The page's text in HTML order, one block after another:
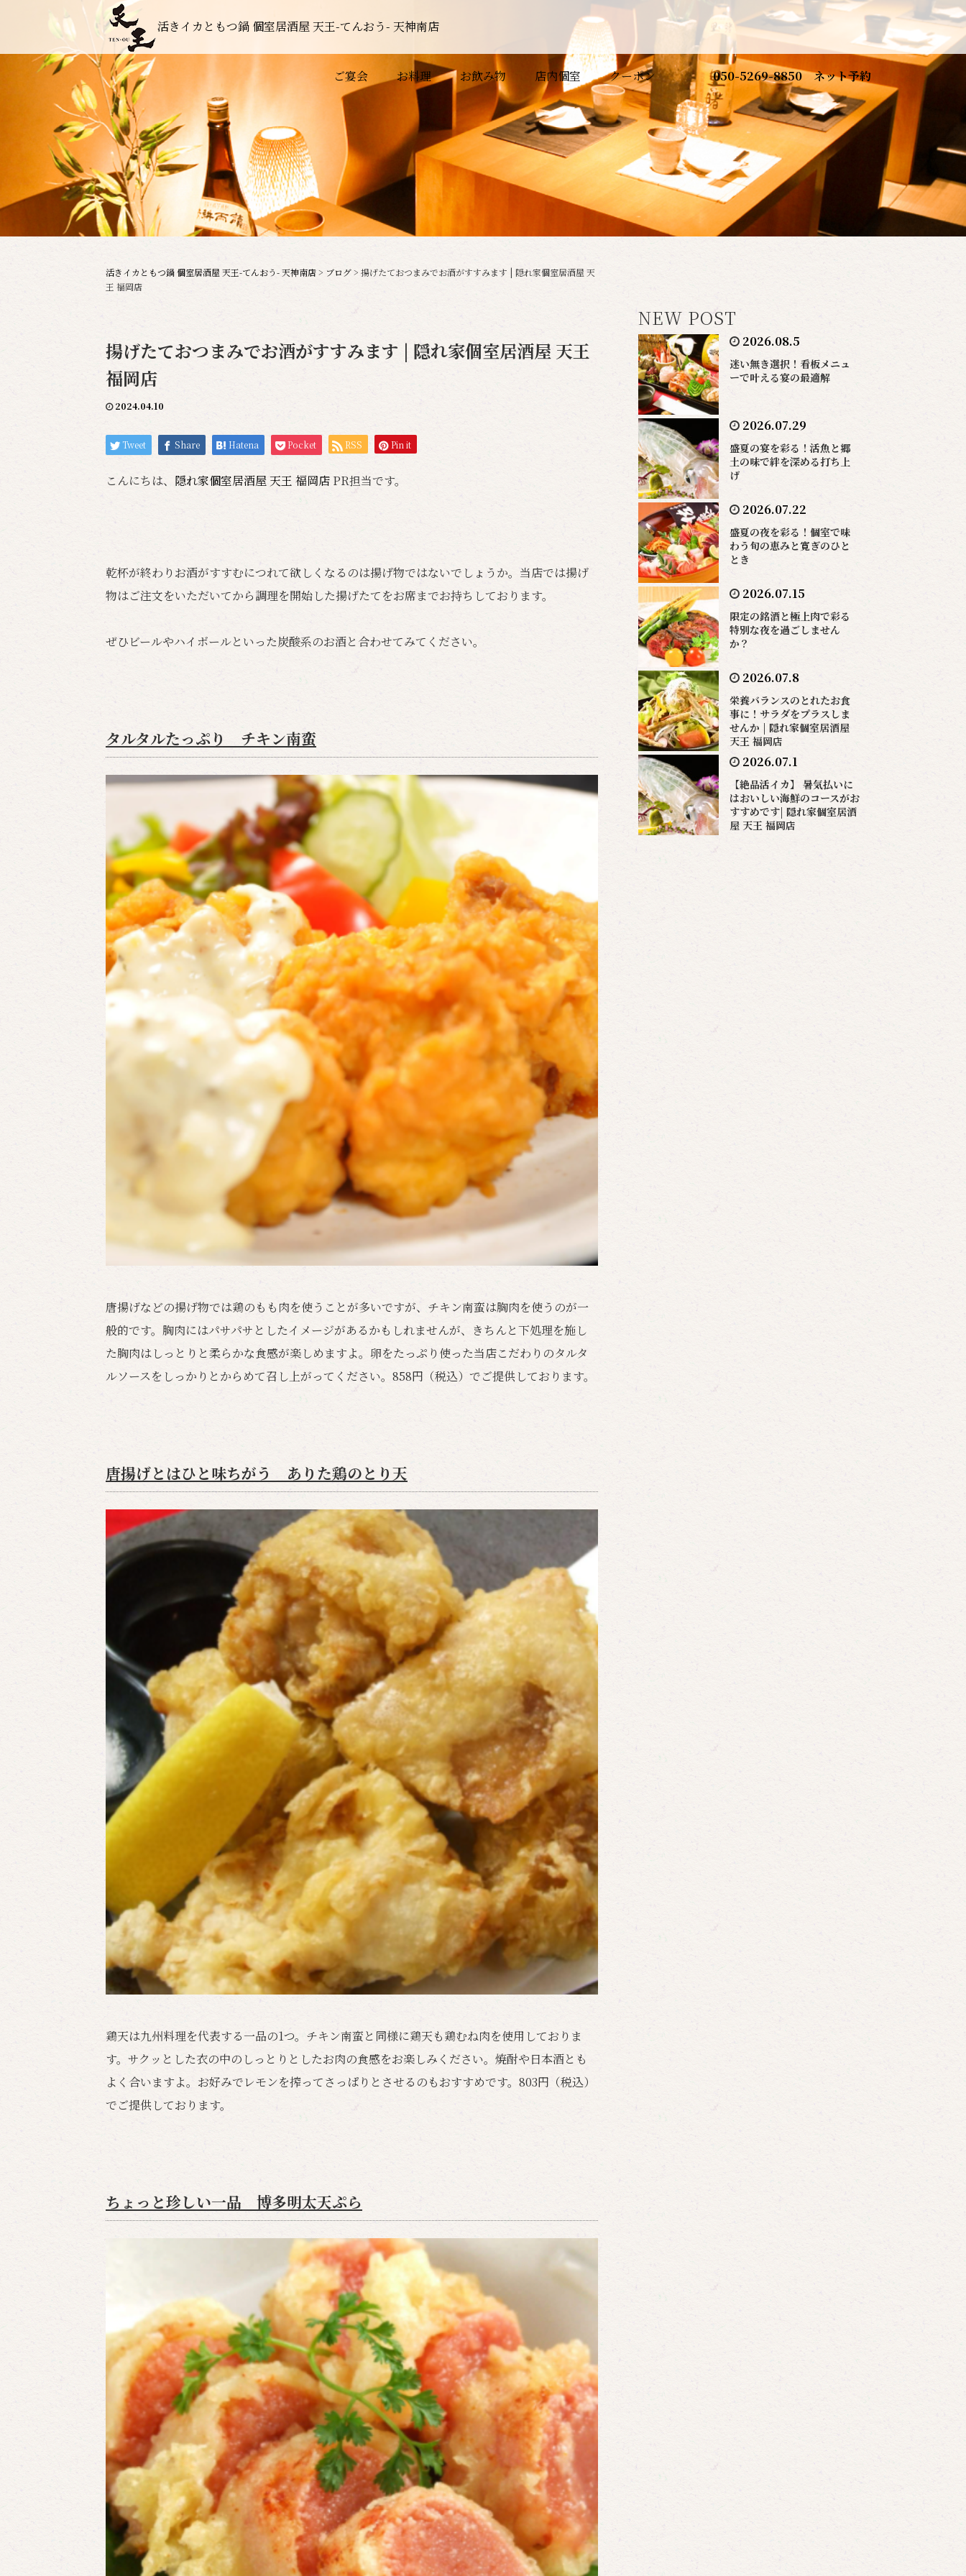
活きイカともつ鍋 個室居酒屋 天王-てんおう- 天神南店
ご宴会 お料理 お飲み物 店内個室 クーポン 050-5269-8850 ネット予約
活きイカともつ鍋 個室居酒屋 天王-てんおう- 天神南店> ブログ> 揚げたておつまみでお酒がすすみます | 隠れ家個室居酒屋 天
王 福岡店
揚げたておつまみでお酒がすすみます | 隠れ家個室居酒屋 天王
福岡店
2024.04.10
Tweet Share Hatena Pocket RSS Pin it
こんにちは、 隠れ家個室居酒屋 天王 福岡店 PR担当です。
乾杯が終わりお酒がすすむにつれて欲しくなるのは揚げ物ではないでしょうか。当店では揚げ
物はご注文をいただいてから調理を開始した揚げたてをお席までお持ちしております。
ぜひビールやハイボールといった炭酸系のお酒と合わせてみてください。
タルタルたっぷり チキン南蛮
唐揚げなどの揚げ物では鶏のもも肉を使うことが多いですが、チキン南蛮は胸肉を使うのが一
般的です。胸肉にはパサパサとしたイメージがあるかもしれませんが、きちんと下処理を施し
た胸肉はしっとりと柔らかな食感が楽しめますよ。卵をたっぷり使った当店こだわりのタルタ
ルソースをしっかりとからめて召し上がってください。858円（税込）でご提供しております。
唐揚げとはひと味ちがう ありた鶏のとり天
鶏天は九州料理を代表する一品の1つ。チキン南蛮と同様に鶏天も鶏むね肉を使用しておりま
す。サクッとした衣の中のしっとりとしたお肉の食感をお楽しみください。焼酎や日本酒とも
よく合いますよ。お好みでレモンを搾ってさっぱりとさせるのもおすすめです。803円（税込）
でご提供しております。
ちょっと珍しい一品 博多明太天ぷら
NEW POST
2026.08.5
迷い無き選択！看板メニュ
ーで叶える宴の最適解
2026.07.29
盛夏の宴を彩る！活魚と郷
土の味で絆を深める打ち上
げ
2026.07.22
盛夏の夜を彩る！個室で味
わう旬の恵みと寛ぎのひと
とき
2026.07.15
限定の銘酒と極上肉で彩る
特別な夜を過ごしません
か？
2026.07.8
栄養バランスのとれたお食
事に！サラダをプラスしま
せんか | 隠れ家個室居酒屋
天王 福岡店
2026.07.1
【絶品活イカ】 暑気払いに
はおいしい海鮮のコースがお
すすめです| 隠れ家個室居酒
屋 天王 福岡店